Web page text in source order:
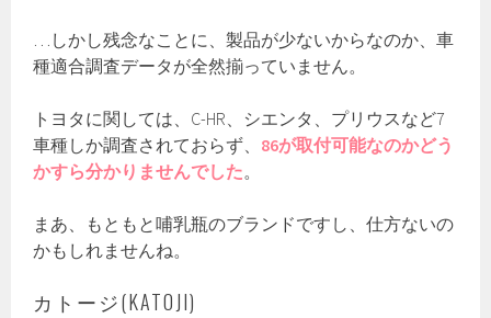
…しかし残念なことに、製品が少ないからなのか、車
種適合調査データが全然揃っていません。
トヨタに関しては、C-HR、シエンタ、プリウスなど7
車種しか調査されておらず、 86が取付可能なのかどう
かすら分かりませんでした。
まあ、もともと哺乳瓶のブランドですし、仕方ないの
かもしれませんね。
カトージ(KATOJI)